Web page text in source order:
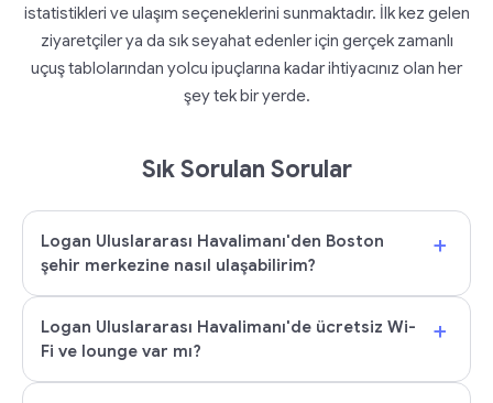
istatistikleri ve ulaşım seçeneklerini sunmaktadır. İlk kez gelen
ziyaretçiler ya da sık seyahat edenler için gerçek zamanlı
uçuş tablolarından yolcu ipuçlarına kadar ihtiyacınız olan her
şey tek bir yerde.
Sık Sorulan Sorular
Logan Uluslararası Havalimanı'den Boston
şehir merkezine nasıl ulaşabilirim?
+
Logan Uluslararası Havalimanı'de ücretsiz Wi-
Fi ve lounge var mı?
+